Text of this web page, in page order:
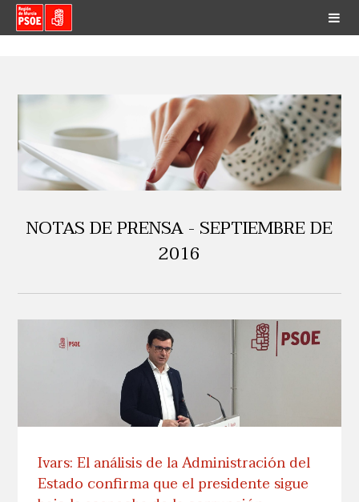
NOTAS DE PRENSA - SEPTIEMBRE DE
2016
Ivars: El análisis de la Administración del
Estado confirma que el presidente sigue